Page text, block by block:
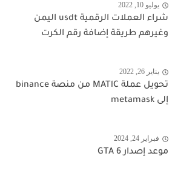
يوليو 10, 2022
شراء العملات الرقمية usdt اليمن
وغيرهم طريقة إضافة رقم الكرت
يناير 26, 2022
تحويل عملة MATlC من منصة binance
إلى metamask
فبراير 24, 2024
موعد إصدار GTA 6